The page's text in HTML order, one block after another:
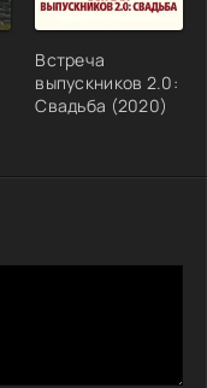
Встреча
выпускников 2.0:
Свадьба (2020)